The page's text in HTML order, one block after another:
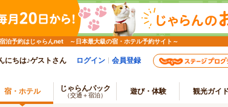
泊予約はじゃらんnet ～日本最大級の宿・ホテル予約サイト～
にちは♪ゲストさん ログイン 会員登録
宿・ホテル じゃらんパック
（交通＋宿泊） 遊び・体験 観光ガイド